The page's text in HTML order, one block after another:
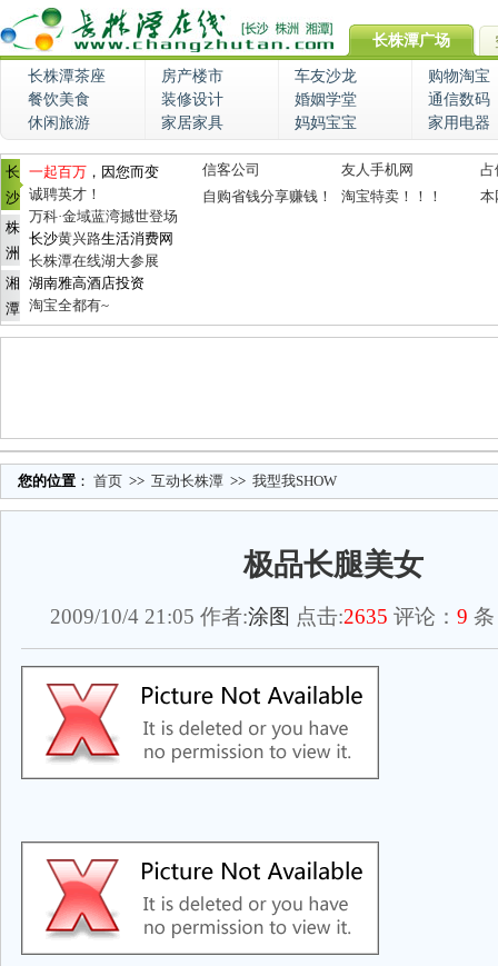
长株潭广场
长株潭茶座 房产楼市 车友沙龙
购物淘宝
餐饮美食
装修设计 婚姻学堂
通信数码
休闲旅游
家居家具 妈妈宝宝 家用电器
长
沙
株
洲
湘
潭
一起百万 ，因您而变
诚聘英才！
万科·金域蓝湾撼世登场
长沙黄兴路生活消费网
长株潭在线湖大参展
湖南雅高酒店投资
淘宝全都有~
信客公司 友人手机网
占
自购省钱分享赚钱！
淘宝特卖！！！ 本
您的位置 ： 首页 >> 互动长株潭 >> 我型我SHOW
极品长腿美女
2009/10/4 21:05 作者:涂图 点击:2635 评论： 9